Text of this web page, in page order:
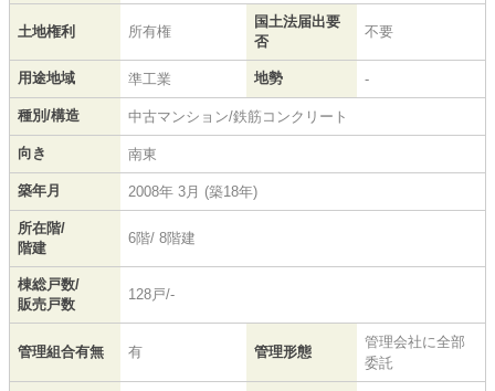
土地権利 所有権
国土法届出要
否
不要
用途地域 準工業 地勢 -
種別/構造 中古マンション/鉄筋コンクリート
向き 南東
築年月 2008年 3月 (築18年)
所在階/
階建
6階/ 8階建
棟総戸数/
販売戸数
128戸/-
管理組合有無 有 管理形態
管理会社に全部
委託